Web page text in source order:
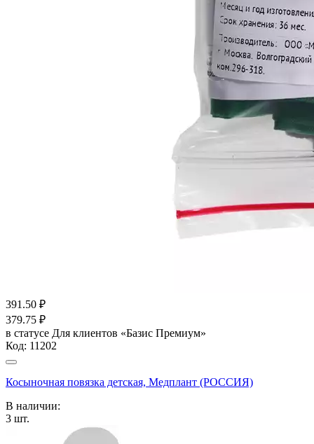
391.50 ₽
379.75 ₽
в статусе Для клиентов «Базис Премиум»
Код: 11202
Косыночная повязка детская, Медплант (РОССИЯ)
В наличии:
3 шт.